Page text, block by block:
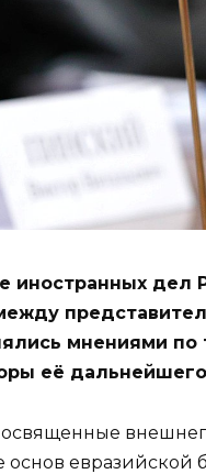
иностранных дел
мнениями
её
основ евразийской